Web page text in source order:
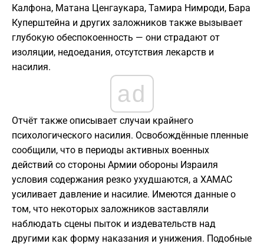
Калфона, Матана Ценгаукара, Тамира Нимроди, Бара
Куперштейна и других заложников также вызывает
глубокую обеспокоенность — они страдают от
изоляции, недоедания, отсутствия лекарств и
насилия.
ad
Отчёт также описывает случаи крайнего
психологического насилия. Освобождённые пленные
сообщили, что в периоды активных военных
действий со стороны Армии обороны Израиля
условия содержания резко ухудшаются, а ХАМАС
усиливает давление и насилие. Имеются данные о
том, что некоторых заложников заставляли
наблюдать сцены пыток и издевательств над
другими как форму наказания и унижения. Подобные